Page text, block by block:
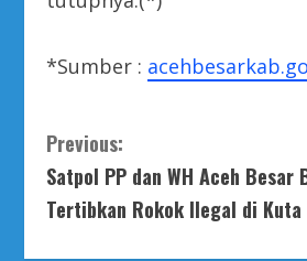
*Sumber :
C
o
Previous:
Satpol PP dan WH Aceh Besar
Tertibkan Rokok Ilegal di